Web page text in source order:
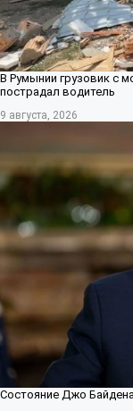
В Румынии грузовик с
пострадал водитель
9 августа, 2026
Состояние Джо